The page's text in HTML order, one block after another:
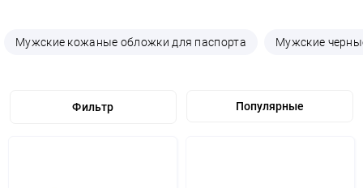
Мужские кожаные обложки для паспорта Мужские
Фильтр